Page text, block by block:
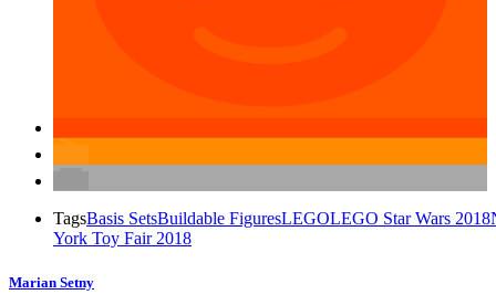
TagsBasis SetsBuildable FiguresLEGOLEGO Star Wars 2018
York Toy Fair 2018
Marian Setny